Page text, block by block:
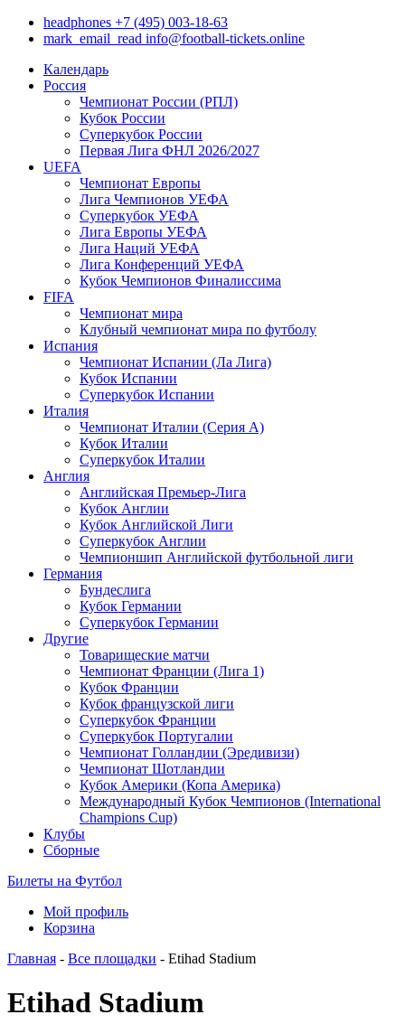
headphones +7 (495) 003-18-63
mark_email_read info@football-tickets.online
Календарь
Россия
Чемпионат России (РПЛ)
Кубок России
Суперкубок России
Первая Лига ФНЛ 2026/2027
UEFA
Чемпионат Европы
Лига Чемпионов УЕФА
Суперкубок УЕФА
Лига Европы УЕФА
Лига Наций УЕФА
Лига Конференций УЕФА
Кубок Чемпионов Финалиссима
FIFA
Чемпионат мира
Клубный чемпионат мира по футболу
Испания
Чемпионат Испании (Ла Лига)
Кубок Испании
Суперкубок Испании
Италия
Чемпионат Италии (Серия А)
Кубок Италии
Суперкубок Италии
Англия
Английская Премьер-Лига
Кубок Англии
Кубок Английской Лиги
Суперкубок Англии
Чемпионшип Английской футбольной лиги
Германия
Бундеслига
Кубок Германии
Суперкубок Германии
Другие
Товарищеские матчи
Чемпионат Франции (Лига 1)
Кубок Франции
Кубок французской лиги
Суперкубок Франции
Суперкубок Португалии
Чемпионат Голландии (Эредивизи)
Чемпионат Шотландии
Кубок Америки (Копа Америка)
Международный Кубок Чемпионов (International
Champions Cup)
Клубы
Сборные
Билеты на Футбол
Мой профиль
Корзина
Главная - Все площадки - Etihad Stadium
Etihad Stadium